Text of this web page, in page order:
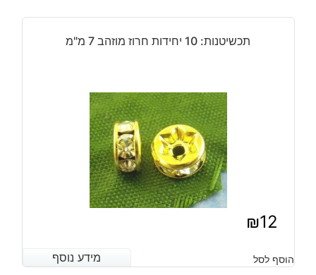
תכשיטנות: 10 יחידות חרוז מוזהב 7 מ"מ
₪12
מידע נוסף הוסף לסל מידע נוסף